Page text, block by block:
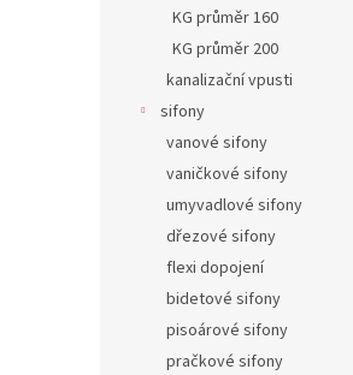
KG průměr 160
KG průměr 200
kanalizační vpusti
sifony
vanové sifony
vaničkové sifony
umyvadlové sifony
dřezové sifony
flexi dopojení
bidetové sifony
pisoárové sifony
pračkové sifony